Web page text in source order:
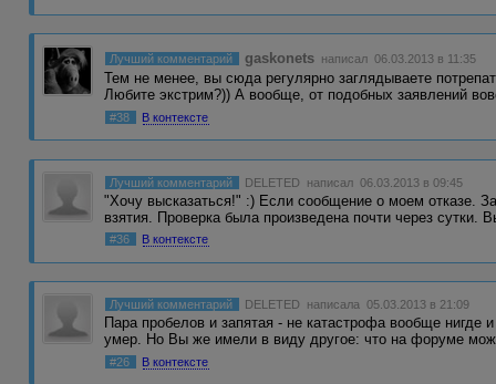
Лучший комментарий gaskonets написал 06.03.2013 в 11:35
Тем не менее, вы сюда регулярно заглядываете
Любите экстрим?)) А вообще, от подобных заявлений
#38 В контексте
Лучший комментарий DELETED написал 06.03.2013 в 09:45
"Хочу высказаться!" :) Если сообщение о моем отказе.
взятия. Проверка была произведена почти через сутки.
#36 В контексте
Лучший комментарий DELETED написала 05.03.2013 в 21:09
Пара пробелов и запятая - не катастрофа вообще нигде
умер. Но Вы же имели в виду другое: что на форуме
#26 В контексте